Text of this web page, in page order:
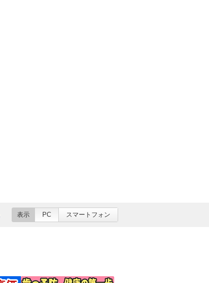
表示 PC スマートフォン